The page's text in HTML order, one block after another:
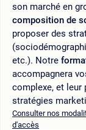
son marché en
composition de
proposer des
etc.). Notre
accompagnera
complexe, et leur
stratégies
Consulter nos
d'accès